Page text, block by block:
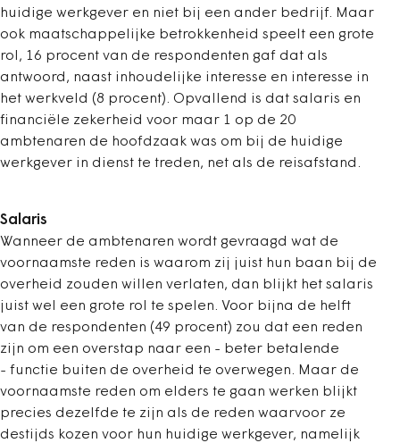
huidige werkgever en niet bij een ander bedrijf. Maar
ook maatschappelijke betrokkenheid speelt een grote
rol, 16 procent van de respondenten gaf dat als
antwoord, naast inhoudelijke interesse en interesse in
het werkveld (8 procent). Opvallend is dat salaris en
financiële zekerheid voor maar 1 op de 20
ambtenaren de hoofdzaak was om bij de huidige
werkgever in dienst te treden, net als de reisafstand.
Salaris
Wanneer de ambtenaren wordt gevraagd wat de
voornaamste reden is waarom zij juist hun baan bij de
overheid zouden willen verlaten, dan blijkt het salaris
juist wel een grote rol te spelen. Voor bijna de helft
van de respondenten (49 procent) zou dat een reden
zijn om een overstap naar een - beter betalende
- functie buiten de overheid te overwegen. Maar de
voornaamste reden om elders te gaan werken blijkt
precies dezelfde te zijn als de reden waarvoor ze
destijds kozen voor hun huidige werkgever, namelijk